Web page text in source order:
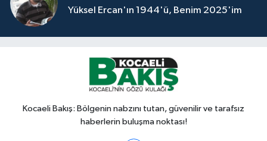
Yüksel Ercan'ın 1944'ü, Benim 2025'im
Kocaeli Bakış: Bölgenin nabzını tutan, güvenilir ve tarafsız
haberlerin buluşma noktası!